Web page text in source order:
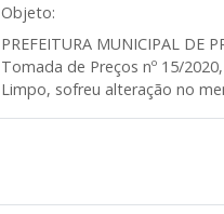
Objeto:
PREFEITURA MUNICIPAL DE
Tomada de Preços nº 15/
Limpo, sofreu alteração no